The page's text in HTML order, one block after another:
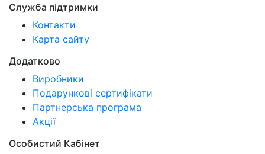
Служба підтримки
Контакти
Карта сайту
Додатково
Виробники
Подарункові сертифікати
Партнерська програма
Акції
Особистий Кабінет